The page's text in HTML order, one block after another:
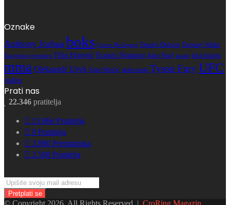
Oznake
Anthony Joshua boks Conor McGregor Daniel Dubois Deontay Wilder
Europsko prvenstvo Filip Hrgović Francis Ngannou Jake Paul karate kick boxing
mma Oleksandr Usyk Stipe Miočić taekwondo Tyson FuryUFC
video
Prati nas
22.346 pratitelja
15.866 Pratitelja
0 Pratitelja
3.980 Pretplatnika
2.500 Pratitelja
Upišite
svoju
mail
© Copyright 2026, All Rights Reserved | CroRing Magazin